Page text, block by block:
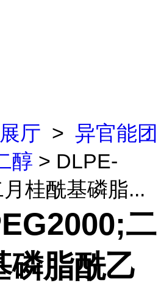
厅 > 异官能团
醇 > DLPE-
桂酰基磷脂...
二
磷脂酰乙